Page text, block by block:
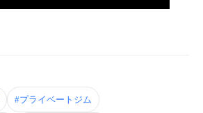
#プライベートジム